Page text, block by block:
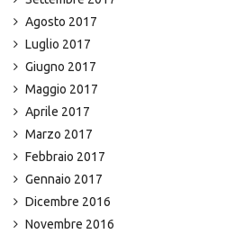
Agosto 2017
Luglio 2017
Giugno 2017
Maggio 2017
Aprile 2017
Marzo 2017
Febbraio 2017
Gennaio 2017
Dicembre 2016
Novembre 2016